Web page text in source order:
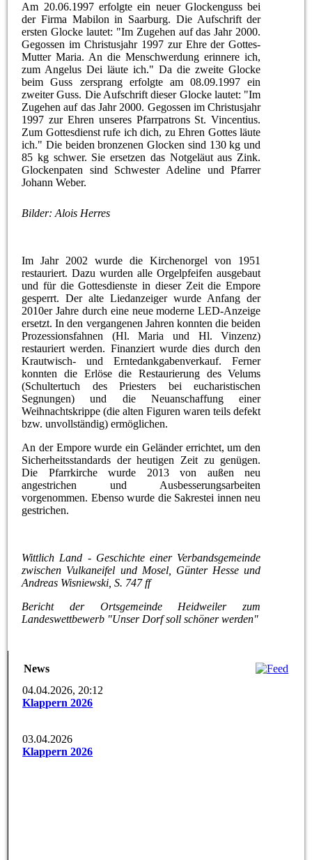
Am 20.06.1997 erfolgte ein neuer Glockenguss bei
der Firma Mabilon in Saarburg. Die Aufschrift der
ersten Glocke lautet: "Im Zugehen auf das Jahr 2000.
Gegossen im Christusjahr 1997 zur Ehre der Gottes-
Mutter Maria. An die Menschwerdung erinnere ich,
zum Angelus Dei läute ich." Da die zweite Glocke
beim Guss zersprang erfolgte am 08.09.1997 ein
zweiter Guss. Die Aufschrift dieser Glocke lautet: "Im
Zugehen auf das Jahr 2000. Gegossen im Christusjahr
1997 zur Ehren unseres Pfarrpatrons St. Vincentius.
Zum Gottesdienst rufe ich dich, zu Ehren Gottes läute
ich." Die beiden bronzenen Glocken sind 130 kg und
85 kg schwer. Sie ersetzen das Notgeläut aus Zink.
Glockenpaten sind Schwester Adeline und Pfarrer
Johann Weber.
Bilder: Alois Herres
Im Jahr 2002 wurde die Kirchenorgel von 1951
restauriert. Dazu wurden alle Orgelpfeifen ausgebaut
und für die Gottesdienste in dieser Zeit die Empore
gesperrt. Der alte Liedanzeiger wurde Anfang der
2010er Jahre durch eine neue moderne LED-Anzeige
ersetzt. In den vergangenen Jahren konnten die beiden
Prozessionsfahnen (Hl. Maria und Hl. Vinzenz)
restauriert werden. Finanziert wurde dies durch den
Krautwisch- und Erntedankgabenverkauf. Ferner
konnten die Erlöse die Restaurierung des Velums
(Schultertuch des Priesters bei eucharistischen
Segnungen) und die Neuanschaffung einer
Weihnachtskrippe (die alten Figuren waren teils defekt
bzw. unvollständig) ermöglichen.
An der Empore wurde ein Geländer errichtet, um den
Sicherheitsstandards der heutigen Zeit zu genügen.
Die Pfarrkirche wurde 2013 von außen neu
angestrichen und Ausbesserungsarbeiten
vorgenommen. Ebenso wurde die Sakrestei innen neu
gestrichen.
Wittlich Land - Geschichte einer Verbandsgemeinde
zwischen Vulkaneifel und Mosel, Günter Hesse und
Andreas Wisniewski, S. 747 ff
Bericht der Ortsgemeinde Heidweiler zum
Landeswettbewerb "Unser Dorf soll schöner werden"
News
04.04.2026, 20:12
Klappern 2026
03.04.2026
Klappern 2026